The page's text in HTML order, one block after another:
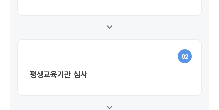
02
평생교육기관 심사